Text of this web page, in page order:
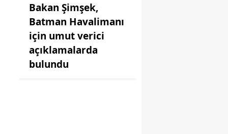
Bakan Şimşek,
Batman Havalimanı
için umut verici
açıklamalarda
bulundu